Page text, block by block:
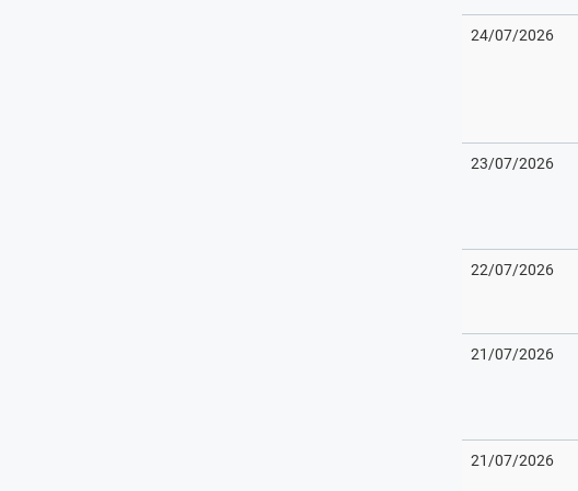
24/07/2026
23/07/2026
22/07/2026
21/07/2026
21/07/2026